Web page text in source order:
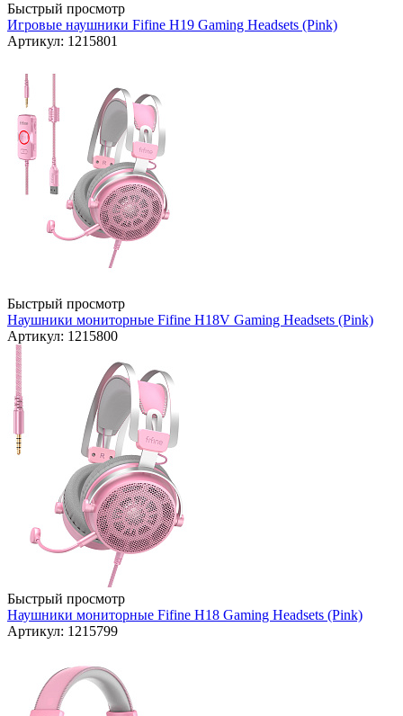
Быстрый просмотр
Игровые наушники Fifine H19 Gaming Headsets (Pink)
Артикул: 1215801
Быстрый просмотр
Наушники мониторные Fifine H18V Gaming Headsets (Pink)
Артикул: 1215800
Быстрый просмотр
Наушники мониторные Fifine H18 Gaming Headsets (Pink)
Артикул: 1215799